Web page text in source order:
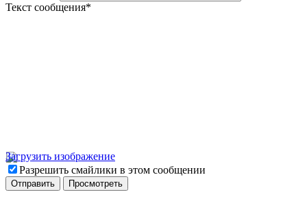
Текст сообщения*
Загрузить изображение
Разрешить смайлики в этом сообщении